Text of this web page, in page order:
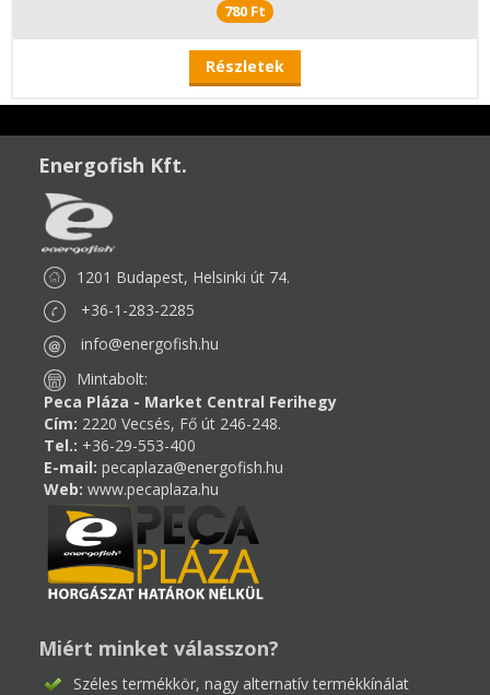
780 Ft
Részletek
Energofish Kft.
1201 Budapest, Helsinki út 74.
+36-1-283-2285
info@energofish.hu
Mintabolt:
Peca Pláza - Market Central Ferihegy
Cím: 2220 Vecsés, Fő út 246-248.
Tel.: +36-29-553-400
E-mail: pecaplaza@energofish.hu
Web: www.pecaplaza.hu
Miért minket válasszon?
Széles termékkör, nagy alternatív termékkínálat